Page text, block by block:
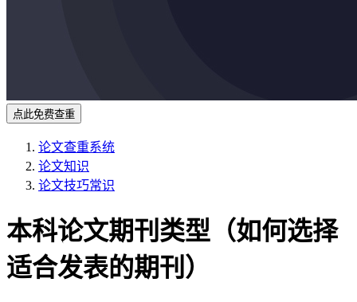
点此免费查重
论文查重系统
论文知识
论文技巧常识
本科论文期刊类型（如何选择
适合发表的期刊）